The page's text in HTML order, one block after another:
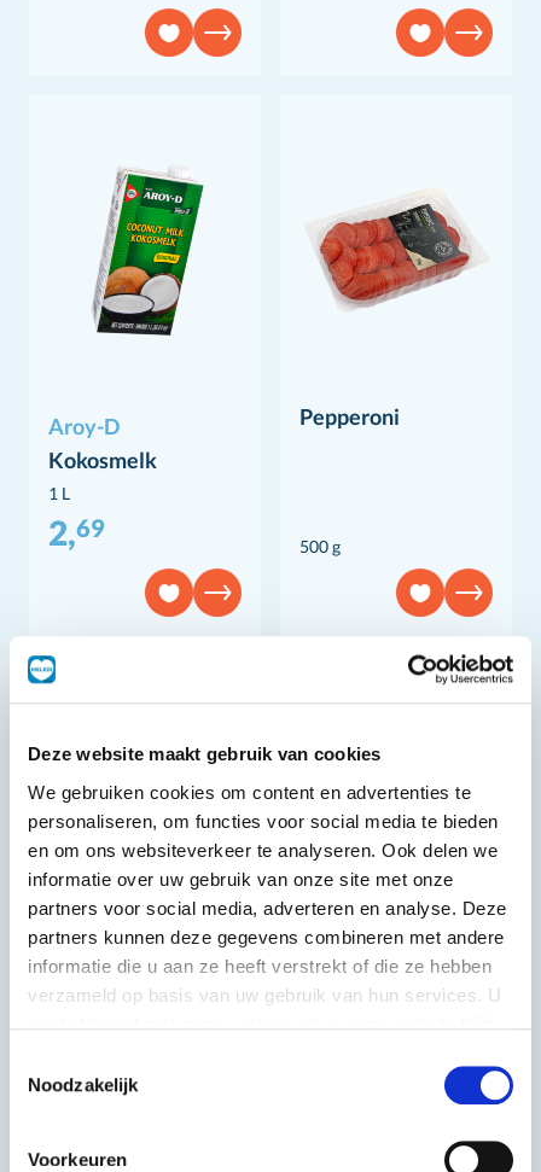
Deze website maakt gebruik van cookies
We gebruiken cookies om content en advertenties te
personaliseren, om functies voor social media te bieden
en om ons websiteverkeer te analyseren. Ook delen we
informatie over uw gebruik van onze site met onze
partners voor social media, adverteren en analyse. Deze
partners kunnen deze gegevens combineren met andere
informatie die u aan ze heeft verstrekt of die ze hebben
verzameld op basis van uw gebruik van hun services. U
Noodzakelijk
Voorkeuren
Aroy-D
Kokosmelk
1 L
2,69
Pepperoni
500 g
Iliana
Chili Cheese
Nuggets